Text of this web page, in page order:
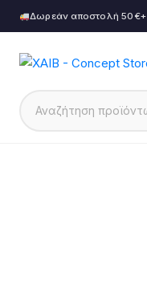
Δωρεάν αποστολή 50€+